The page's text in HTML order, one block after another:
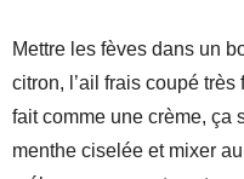
Mettre les fèves dans un
citron, l’ail frais coupé
fait comme une crème, ça
menthe ciselée et mixer